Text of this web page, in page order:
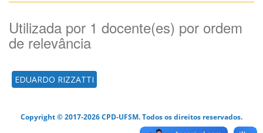
Utilizada por 1 docente(es) por ordem
de relevância
EDUARDO RIZZATTI
Copyright © 2017-2026 CPD-UFSM. Todos os direitos reservados.